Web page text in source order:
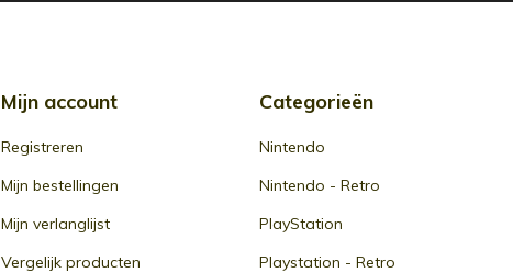
Mijn account
Registreren
Mijn bestellingen
Mijn verlanglijst
Vergelijk producten
Categorieën
Nintendo
Nintendo - Retro
PlayStation
Playstation - Retro